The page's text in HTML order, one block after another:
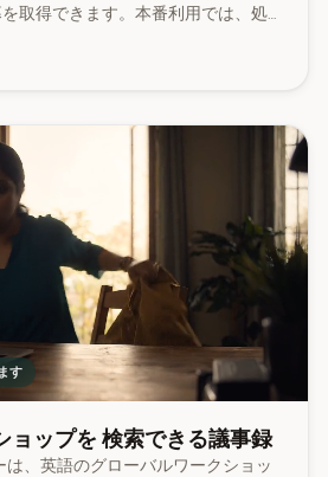
取得できます。本番利用では、処理
SRT字幕が生成されています。
す
ョップを 検索できる議事録
、英語のグローバルワークショッ